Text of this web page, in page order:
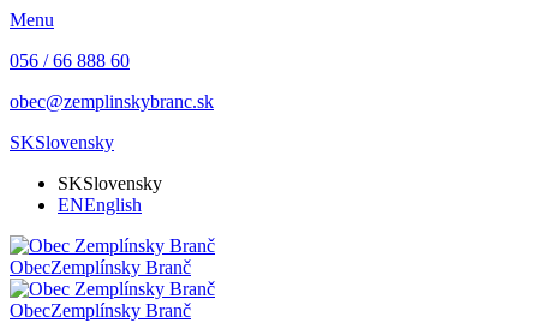
Menu
056 / 66 888 60
obec@zemplinskybranc.sk
SKSlovensky
SKSlovensky
ENEnglish
ObecZemplínsky Branč
ObecZemplínsky Branč